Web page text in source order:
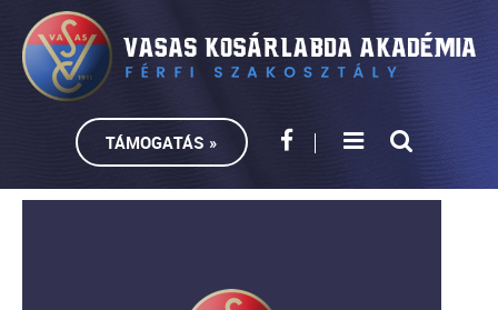
TÁMOGATÁS »